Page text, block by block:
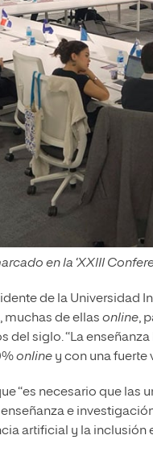
en la ‘XXIII
de la Universidad
muchas de ellas online,
del siglo. “La
online y con una
“es necesario que
e
artificial y la inclusión